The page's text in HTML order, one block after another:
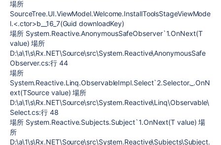
場所
SourceTree.UI.ViewModel.Welcome.InstallToolsStageViewMode
l.<.ctor>b__16_7(Guid downloadKey)
場所 System.Reactive.AnonymousSafeObserver`1.OnNext(T
value) 場所
D:\a\1\s\Rx.NET\Source\src\System.Reactive\AnonymousSafe
Observer.cs:行 44
場所
System.Reactive.Linq.ObservableImpl.Select`2.Selector._.OnN
ext(TSource value) 場所
D:\a\1\s\Rx.NET\Source\src\System.Reactive\Linq\Observable\
Select.cs:行 48
場所 System.Reactive.Subjects.Subject`1.OnNext(T value) 場
所
D:\a\1\s\Rx.NET\Source\src\System.Reactive\Subjects\Subject.